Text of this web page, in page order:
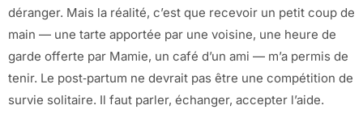
déranger. Mais la réalité, c’est que recevoir un petit coup de
main — une tarte apportée par une voisine, une heure de
garde offerte par Mamie, un café d’un ami — m’a permis de
tenir. Le post‑partum ne devrait pas être une compétition de
survie solitaire. Il faut parler, échanger, accepter l’aide.